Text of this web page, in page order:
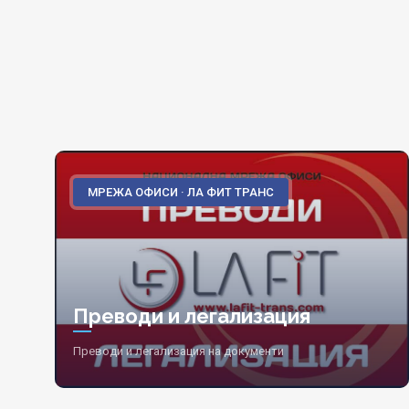
МРЕЖА ОФИСИ · ЛА ФИТ ТРАНС
Преводи и легализация
Преводи и легализация на документи